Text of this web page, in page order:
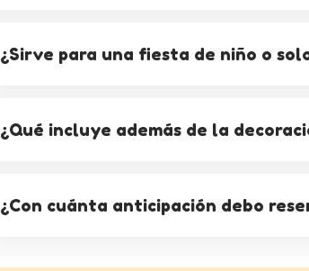
¿Sirve para una fiesta de niño o
¿Qué incluye además de la
¿Con cuánta anticipación debo